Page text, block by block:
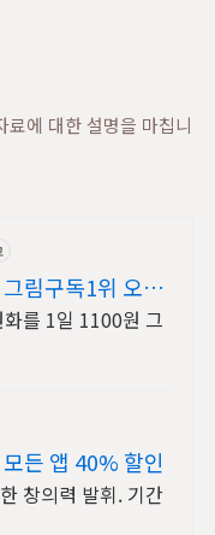
료에 대한 설명을 마칩니
림구독1위 오픈
를 1일 1100원 그
든 앱 40% 할인
창의력 발휘. 기간